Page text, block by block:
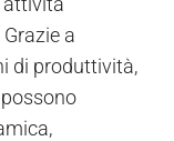
a
di produttività,